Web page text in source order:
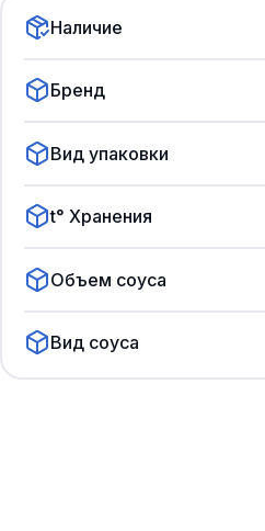
Наличие
Бренд
Вид упаковки
t° Хранения
Объем соуса
Вид соуса